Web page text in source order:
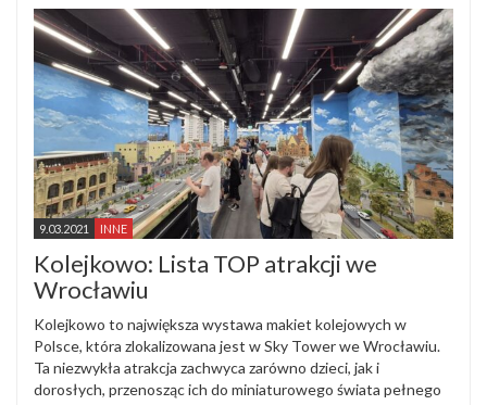
9.03.2021 INNE
Kolejkowo: Lista TOP atrakcji we
Wrocławiu
Kolejkowo to największa wystawa makiet kolejowych w
Polsce, która zlokalizowana jest w Sky Tower we Wrocławiu.
Ta niezwykła atrakcja zachwyca zarówno dzieci, jak i
dorosłych, przenosząc ich do miniaturowego świata pełnego